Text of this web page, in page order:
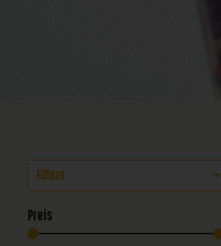
Filtern
Preis